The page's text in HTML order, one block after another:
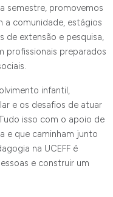
semestre, promovemos
a comunidade, estágios
de extensão e pesquisa,
profissionais preparados
infantil,
e os desafios de atuar
isso com o apoio de
e que caminham junto
na UCEFF é
e construir um